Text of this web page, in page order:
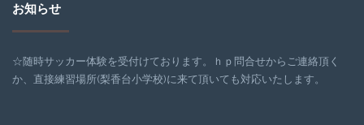
お知らせ
☆随時サッカー体験を受付けております。ｈｐ問合せからご連絡頂く
か、直接練習場所(梨香台小学校)に来て頂いても対応いたします。